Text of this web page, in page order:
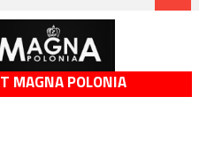
MAGNA POLONIA